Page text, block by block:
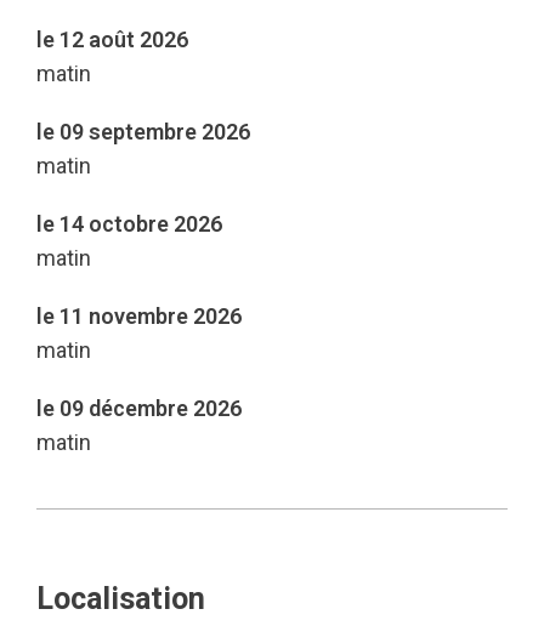
le 12 août 2026
matin
le 09 septembre 2026
matin
le 14 octobre 2026
matin
le 11 novembre 2026
matin
le 09 décembre 2026
matin
Localisation